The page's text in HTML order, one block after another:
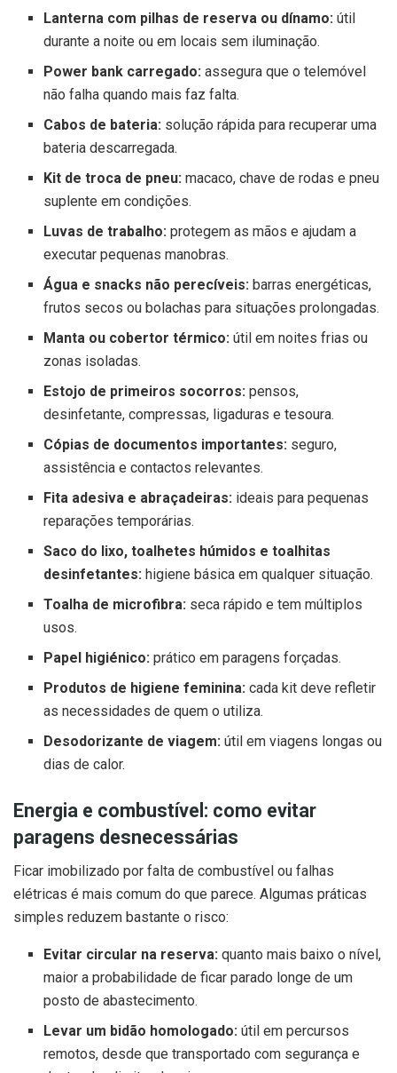
Lanterna com pilhas de reserva ou dínamo: útil
durante a noite ou em locais sem iluminação.
Power bank carregado: assegura que o telemóvel
não falha quando mais faz falta.
Cabos de bateria: solução rápida para recuperar uma
bateria descarregada.
Kit de troca de pneu: macaco, chave de rodas e pneu
suplente em condições.
Luvas de trabalho: protegem as mãos e ajudam a
executar pequenas manobras.
Água e snacks não perecíveis: barras energéticas,
frutos secos ou bolachas para situações prolongadas.
Manta ou cobertor térmico: útil em noites frias ou
zonas isoladas.
Estojo de primeiros socorros: pensos,
desinfetante, compressas, ligaduras e tesoura.
Cópias de documentos importantes: seguro,
assistência e contactos relevantes.
Fita adesiva e abraçadeiras: ideais para pequenas
reparações temporárias.
Saco do lixo, toalhetes húmidos e toalhitas
desinfetantes: higiene básica em qualquer situação.
Toalha de microfibra: seca rápido e tem múltiplos
usos.
Papel higiénico: prático em paragens forçadas.
Produtos de higiene feminina: cada kit deve refletir
as necessidades de quem o utiliza.
Desodorizante de viagem: útil em viagens longas ou
dias de calor.
Energia e combustível: como evitar
paragens desnecessárias
Ficar imobilizado por falta de combustível ou falhas
elétricas é mais comum do que parece. Algumas práticas
simples reduzem bastante o risco:
Evitar circular na reserva: quanto mais baixo o nível,
maior a probabilidade de ficar parado longe de um
posto de abastecimento.
Levar um bidão homologado: útil em percursos
remotos, desde que transportado com segurança e